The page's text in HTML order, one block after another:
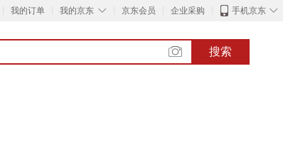
我的订单 ◇
我的京东 京东会员 企业采购 ◇
手机京东
搜索